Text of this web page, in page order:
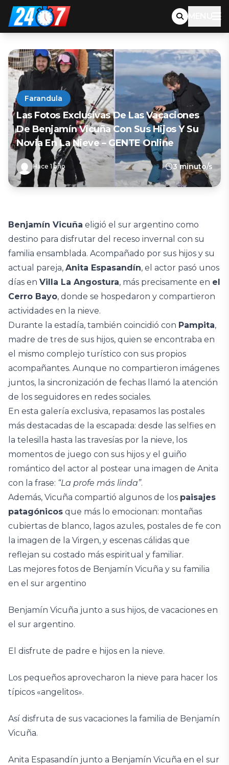
MENU
Farandula
Las Fotos Exclusivas De Las Vacaciones
De Benjamín Vicuña Con Sus Hijos Y Su
Novia En La Nieve – GENTE Online
Hace 1 año 3 minuto/s
Benjamín Vicuña eligió el sur argentino como
destino para disfrutar del receso invernal con su
familia ensamblada. Acompañado por sus hijos y su
actual pareja, Anita Espasandín, el actor pasó unos
días en Villa La Angostura, más precisamente en el
Cerro Bayo, donde se hospedaron y compartieron
actividades en la nieve.
Durante la estadía, también coincidió con Pampita,
madre de tres de sus hijos, quien se encontraba en
el mismo complejo turístico con sus propios
acompañantes. Aunque no compartieron imágenes
juntos, la sincronización de fechas llamó la atención
de los seguidores en redes sociales.
En esta galería exclusiva, repasamos las postales
más destacadas de la escapada: desde las selfies en
la telesilla hasta las travesías por la nieve, los
momentos de juego con sus hijos y el guiño
romántico del actor al postear una imagen de Anita
con la frase: “La profe más linda”.
Además, Vicuña compartió algunos de los paisajes
patagónicos que más lo emocionan: montañas
cubiertas de blanco, lagos azules, postales de fe con
la imagen de la Virgen, y escenas cálidas que
reflejan su costado más espiritual y familiar.
Las mejores fotos de Benjamín Vicuña y su familia
en el sur argentino
Benjamín Vicuña junto a sus hijos, de vacaciones en
el sur argentino.
El disfrute de padre e hijos en la nieve.
Los pequeños aprovecharon la nieve para hacer los
típicos «angelitos».
Así disfruta de sus vacaciones la familia de Benjamín
Vicuña.
Anita Espasandín junto a Benjamín Vicuña en el sur